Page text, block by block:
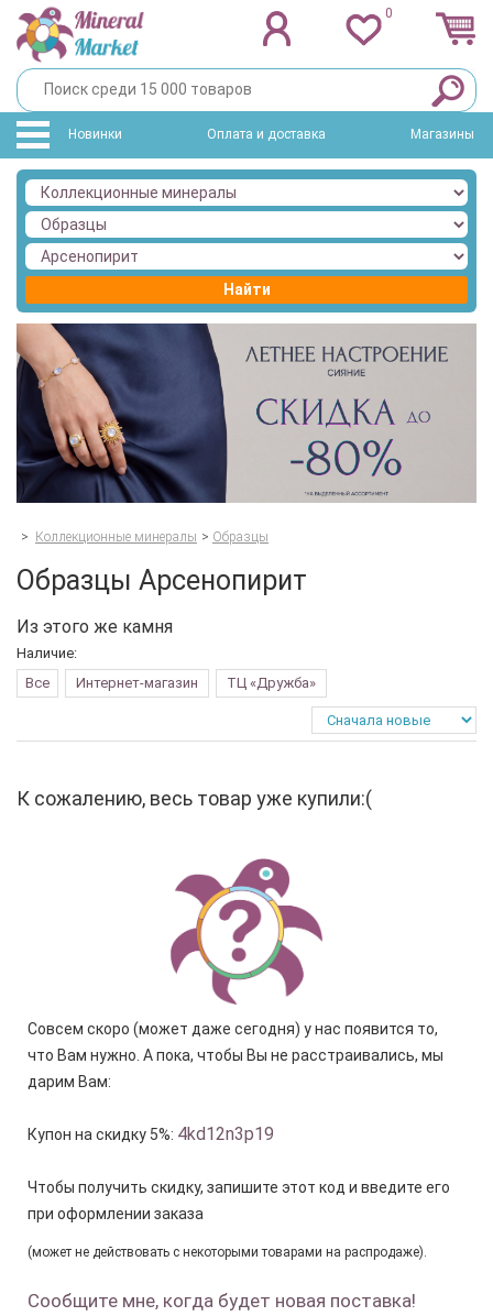
0
Новинки Оплата и доставка Магазины
Найти
> Коллекционные минералы > Образцы
Образцы Арсенопирит
Из этого же камня
Наличие:
Все
Интернет-магазин ТЦ «Дружба»
К сожалению, весь товар уже купили:(
Совсем скоро (может даже сегодня) у нас появится то,
что Вам нужно. А пока, чтобы Вы не расстраивались, мы
дарим Вам:
Купон на скидку 5%: 4kd12n3p19
Чтобы получить скидку, запишите этот код и введите его
при оформлении заказа
(может не действовать с некоторыми товарами на распродаже).
Сообщите мне, когда будет новая поставка!